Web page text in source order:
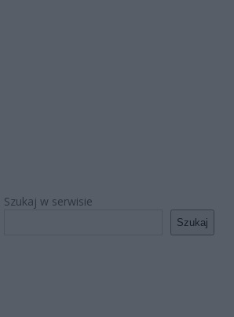
Szukaj w serwisie
Szukaj